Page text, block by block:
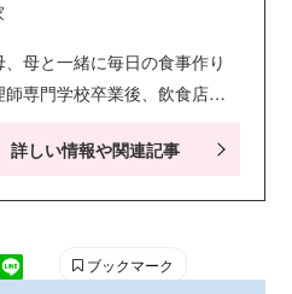
母と一緒に毎日の食事作り
専門学校卒業後、飲食店で
の食卓を明るく彩る料理教
詳しい情報や関連記事
ブックマーク